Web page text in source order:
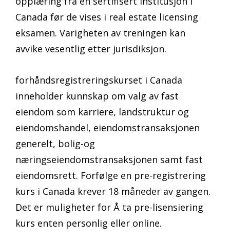
Canada før de vises i real estate licensing
eksamen. Varigheten av treningen kan
avvike vesentlig etter jurisdiksjon.
forhåndsregistreringskurset i Canada
inneholder kunnskap om valg av fast
eiendom som karriere, landstruktur og
eiendomshandel, eiendomstransaksjonen
generelt, bolig-og
næringseiendomstransaksjonen samt fast
eiendomsrett. Forfølge en pre-registrering
kurs i Canada krever 18 måneder av gangen.
Det er muligheter for Å ta pre-lisensiering
kurs enten personlig eller online.